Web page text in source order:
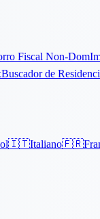
Fiscal Non-Dom
Buscador de
🇮🇹Italiano🇫🇷